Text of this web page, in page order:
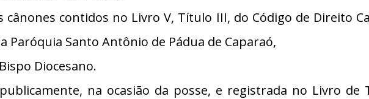
cânones contidos no Livro V, Título III, do Código de Direito
Paróquia Santo Antônio de Pádua de Caparaó,
Diocesano.
na ocasião da posse, e registrada no Livro de